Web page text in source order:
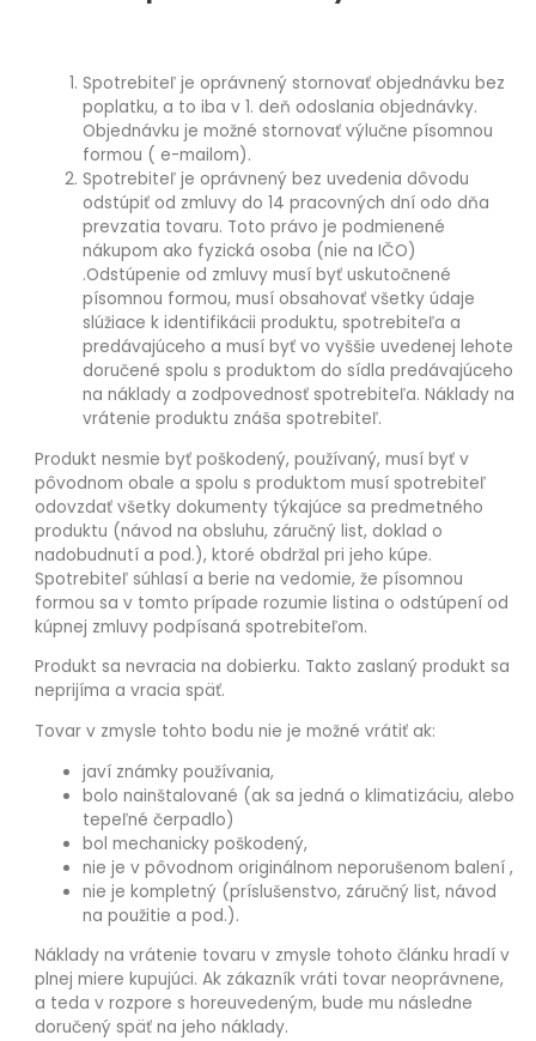
Spotrebiteľ je oprávnený stornovať objednávku bez
poplatku, a to iba v 1. deň odoslania objednávky.
Objednávku je možné stornovať výlučne písomnou
formou ( e-mailom).
Spotrebiteľ je oprávnený bez uvedenia dôvodu
odstúpiť od zmluvy do 14 pracovných dní odo dňa
prevzatia tovaru. Toto právo je podmienené
nákupom ako fyzická osoba (nie na IČO)
.Odstúpenie od zmluvy musí byť uskutočnené
písomnou formou, musí obsahovať všetky údaje
slúžiace k identifikácii produktu, spotrebiteľa a
predávajúceho a musí byť vo vyššie uvedenej lehote
doručené spolu s produktom do sídla predávajúceho
na náklady a zodpovednosť spotrebiteľa. Náklady na
vrátenie produktu znáša spotrebiteľ.
Produkt nesmie byť poškodený, používaný, musí byť v
pôvodnom obale a spolu s produktom musí spotrebiteľ
odovzdať všetky dokumenty týkajúce sa predmetného
produktu (návod na obsluhu, záručný list, doklad o
nadobudnutí a pod.), ktoré obdržal pri jeho kúpe.
Spotrebiteľ súhlasí a berie na vedomie, že písomnou
formou sa v tomto prípade rozumie listina o odstúpení od
kúpnej zmluvy podpísaná spotrebiteľom.
Produkt sa nevracia na dobierku. Takto zaslaný produkt sa
neprijíma a vracia späť.
Tovar v zmysle tohto bodu nie je možné vrátiť ak:
javí známky používania,
bolo nainštalované (ak sa jedná o klimatizáciu, alebo
tepeľné čerpadlo)
bol mechanicky poškodený,
nie je v pôvodnom originálnom neporušenom balení ,
nie je kompletný (príslušenstvo, záručný list, návod
na použitie a pod.).
Náklady na vrátenie tovaru v zmysle tohoto článku hradí v
plnej miere kupujúci. Ak zákazník vráti tovar neoprávnene,
a teda v rozpore s horeuvedeným, bude mu následne
doručený späť na jeho náklady.